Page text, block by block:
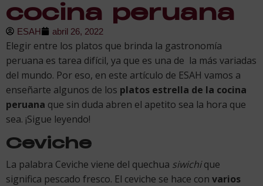
cocina peruana
ESAH abril 26, 2022
Elegir entre los platos que brinda la gastronomía
peruana es tarea difícil, ya que es una de la más variadas
del mundo. Por eso, en este artículo de ESAH vamos a
enseñarte algunos de los platos estrella de la cocina
peruana que sin duda abren el apetito sea la hora que
sea. ¡Sigue leyendo!
Ceviche
La palabra Ceviche viene del quechua siwichique
significa pescado fresco. El ceviche se hace con varios